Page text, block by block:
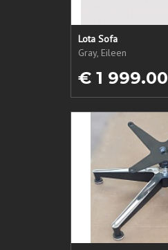
Lota Sofa
Gray, Eileen
€ 1 999.00